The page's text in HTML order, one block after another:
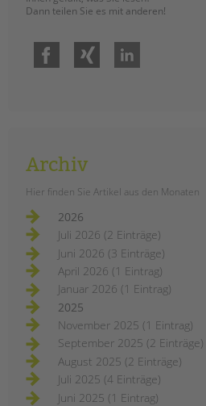
Dann teilen Sie es mit anderen!
Facebook Xing
Archiv
Hier finden Sie Artikel aus den Monaten
2026
Juli 2026 (2 Einträge)
Juni 2026 (3 Einträge)
April 2026 (1 Eintrag)
Januar 2026 (1 Eintrag)
2025
November 2025 (1 Eintrag)
September 2025 (2 Einträge)
August 2025 (2 Einträge)
Juli 2025 (4 Einträge)
Juni 2025 (1 Eintrag)